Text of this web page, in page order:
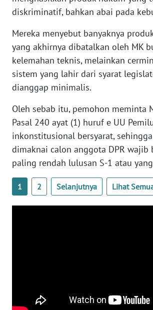
diskriminatif, bahkan abai pada
Mereka menyebut banyaknya
yang akhirnya dibatalkan oleh MK
kelemahan teknis, melainkan
sistem yang lahir dari syarat
dianggap minimalis.
Oleh sebab itu, pemohon meminta
Pasal 240 ayat (1) huruf e UU
inkonstitusional bersyarat,
dimaknai calon anggota DPR wajib
paling rendah lulusan S-1 atau
1 2 Selanjutnya Lihat
PAPUA
BARAT
WN
WN
SERAMBI
WN
SULTRA
SULBAR